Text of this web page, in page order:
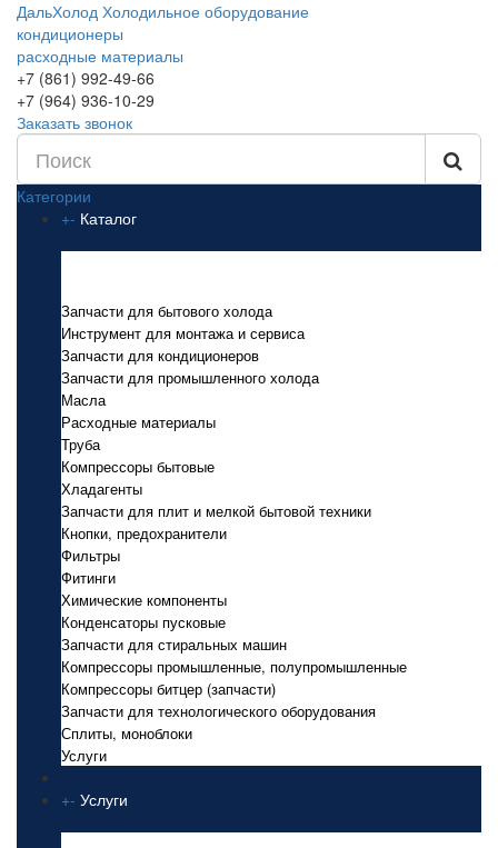
ДальХолод Холодильное оборудование
кондиционеры
расходные материалы
+7 (861) 992-49-66
+7 (964) 936-10-29
Заказать звонок
Категории
+- Каталог
Запчасти для бытового холода
Инструмент для монтажа и сервиса
Запчасти для кондиционеров
Запчасти для промышленного холода
Масла
Расходные материалы
Труба
Компрессоры бытовые
Хладагенты
Запчасти для плит и мелкой бытовой техники
Кнопки, предохранители
Фильтры
Фитинги
Химические компоненты
Конденсаторы пусковые
Запчасти для стиральных машин
Компрессоры промышленные, полупромышленные
Компрессоры битцер (запчасти)
Запчасти для технологического оборудования
Сплиты, моноблоки
Услуги
+- Услуги